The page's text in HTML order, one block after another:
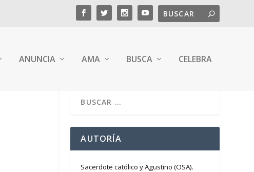
ANUNCIA AMA BUSCA CELEBRA
AUTORÍA
Sacerdote católico y Agustino (OSA).